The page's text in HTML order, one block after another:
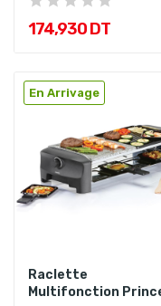
174,930 DT
En Arrivage
Raclette
Multifonction